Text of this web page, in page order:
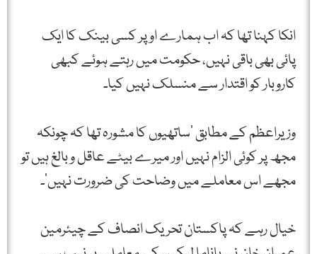
انکا کہنا تھا کہ اب ہمارے اوپر کسی بینک کا ایک
پائی بھی باقی نہیں، حکومت میں رہتے ہوئے کبھی
کاروبار کو اقتدار سے منسلک نہیں کیا۔
وزیراعظم کے مطابق ‘ساتھیوں کا مشورہ تھا کہ چونکہ
مجھ پر کوئی الزام نہیں اور میرے بیٹے عاقل و بالغ ہیں تو
مجھے اس معاملے میں وضاحت کی ضرورت نہیں’۔
خیال رہے کہ پاکستان تحریک انصاف کے چیئرمین